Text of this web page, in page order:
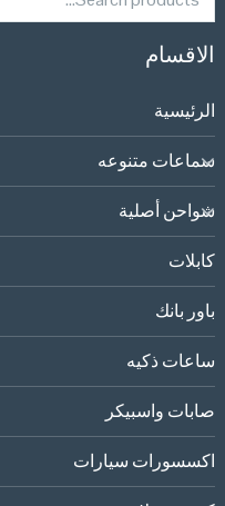
الاقسام
الرئيسية
سماعات متنوعه
شواحن أصلية
كابلات
باور بانك
ساعات ذكيه
صابات واسبيكر
اكسسورات سيارات